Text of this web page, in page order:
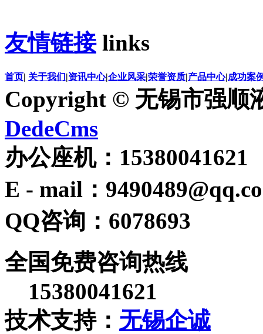
友情链接 links
首页| 关于我们|资讯中心|企业风采|荣誉资质|产品中心|成功案
Copyright © 无锡市强顺
DedeCms
办公座机：15380041621
E - mail：
QQ咨询：6078693
全国免费咨询热线
15380041621
技术支持： 无锡企诚